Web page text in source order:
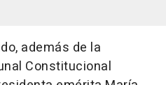
además de la
Constitucional